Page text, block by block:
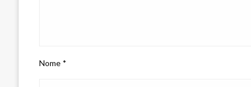
Nome *